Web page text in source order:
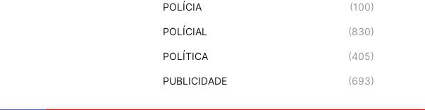
POLÍCIA (100)
POLÍCIAL (830)
POLÍTICA (405)
PUBLICIDADE (693)